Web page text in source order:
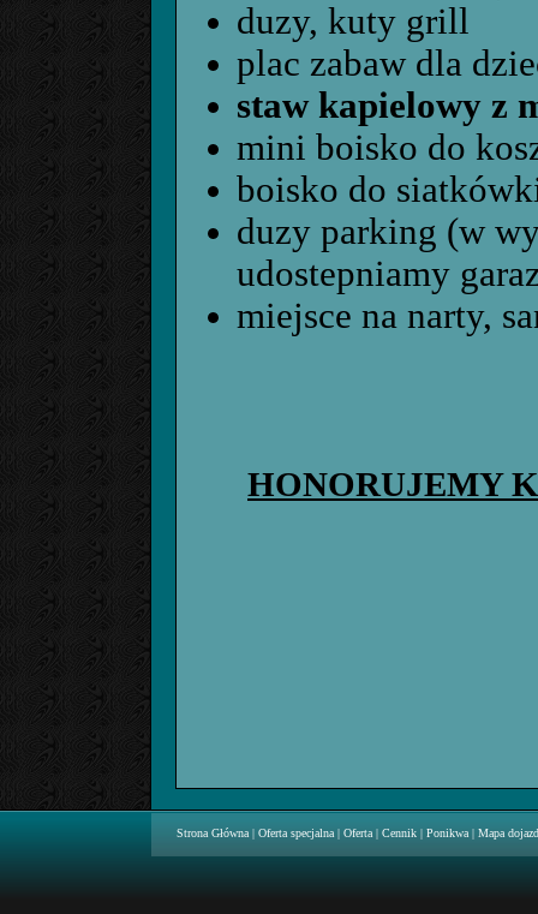
duzy, kuty grill
plac zabaw dla
staw kapielowy z
mini boisko do
boisko do
duzy parking (w
udostepniamy
miejsce na narty,
HONORUJEMY
Strona Główna| Oferta specjalna| Oferta| Cennik| Ponikwa| Mapa